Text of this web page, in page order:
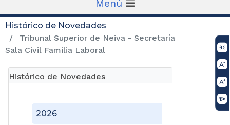
Menú
Histórico de Novedades
Tribunal Superior de Neiva - Secretaría
Sala Civil Familia Laboral
Histórico de Novedades
2026